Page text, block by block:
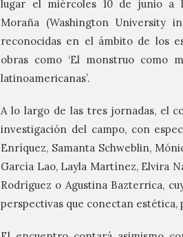
lugar el miércoles 10 de junio a
Moraña (Washington University
reconocidas en el ámbito de los
obras como ‘El monstruo como
latinoamericanas’.
A lo largo de las tres jornadas, el
investigación del campo, con
Enríquez, Samanta Schweblin,
García Lao, Layla Martínez, Elvira
Rodríguez o Agustina Bazterrica,
perspectivas que conectan